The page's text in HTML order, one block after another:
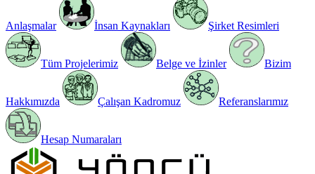
Anlaşmalar İnsan Kaynakları Şirket Resimleri
Tüm Projelerimiz Belge ve İzinler Bizim
Hakkımızda Çalışan Kadromuz Referanslarımız
Hesap Numaraları